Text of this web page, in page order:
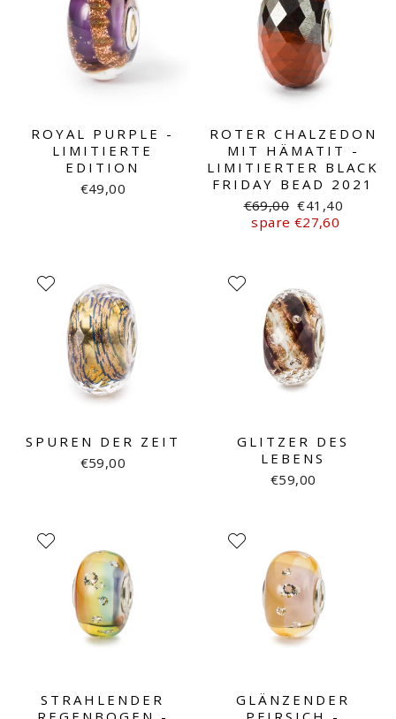
ROYAL PURPLE -
LIMITIERTE
EDITION
€49,00
ROTER CHALZEDON
MIT HÄMATIT -
LIMITIERTER BLACK
FRIDAY BEAD 2021
Normaler
Preis
€69,00 Sonderpreis
€41,40
spare €27,60
SPUREN DER ZEIT
€59,00
GLITZER DES
LEBENS
€59,00
STRAHLENDER
GLÄNZENDER